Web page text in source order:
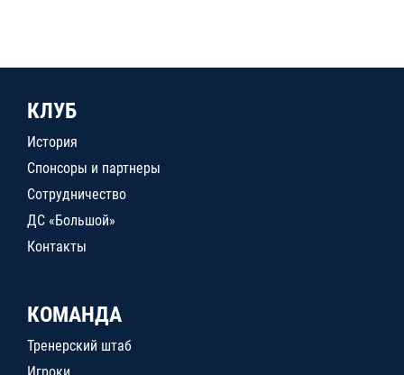
КЛУБ
История
Спонсоры и партнеры
Сотрудничество
ДС «Большой»
Контакты
КОМАНДА
Тренерский штаб